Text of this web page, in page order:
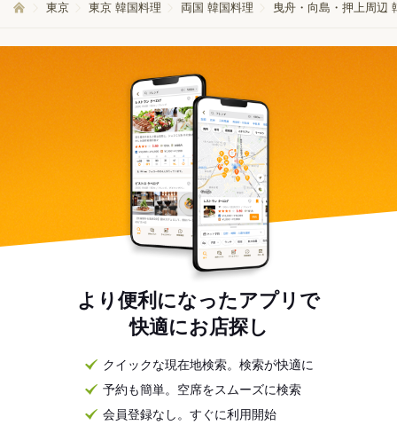
東京 東京 韓国料理 両国 韓国料理 曳舟・向島・押上周辺
より便利になったアプリで
快適にお店探し
クイックな現在地検索。検索が快適に
予約も簡単。空席をスムーズに検索
会員登録なし。すぐに利用開始